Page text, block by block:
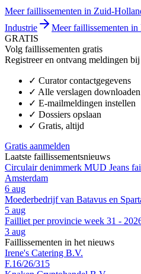
Meer faillissementen in Zuid-
Industrie
Meer faillissementen in
GRATIS
Volg faillissementen gratis
Registreer en ontvang meldingen
✓ Curator contactgegevens
✓ Alle verslagen downloaden
✓ E-mailmeldingen instellen
✓ Dossiers opslaan
✓ Gratis, altijd
Gratis aanmelden
Laatste faillissementsnieuws
Circulair denimmerk MUD Jeans
Amsterdam
6 aug
Moederbedrijf van Batavus en
5 aug
Failliet per provincie week 31 -
3 aug
Faillissementen in het nieuws
Irene's Catering B.V.
F.16/26/315